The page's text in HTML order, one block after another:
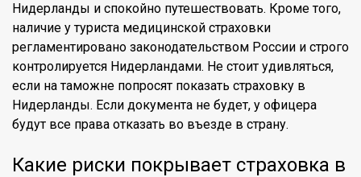
Нидерланды и спокойно путешествовать. Кроме того,
наличие у туриста медицинской страховки
регламентировано законодательством России и строго
контролируется Нидерландами. Не стоит удивляться,
если на таможне попросят показать страховку в
Нидерланды. Если документа не будет, у офицера
будут все права отказать во въезде в страну.
Какие риски покрывает страховка в